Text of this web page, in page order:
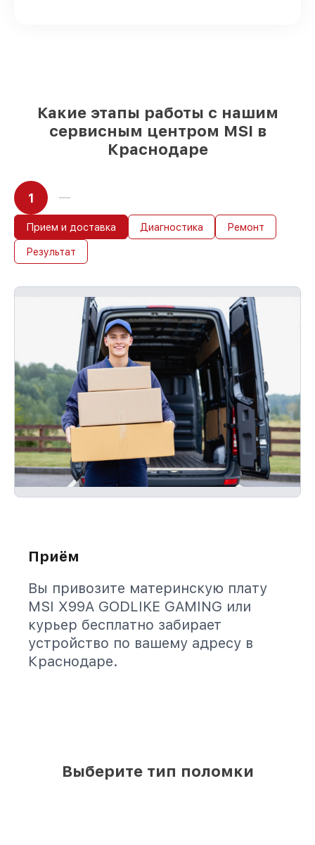
обслуживание началось сразу
Какие этапы работы с нашим
сервисным центром MSI в
Краснодаре
1
Прием и доставка Диагностика Ремонт
Результат
Приём
Вы привозите материнскую плату
MSI X99A GODLIKE GAMING или
курьер бесплатно забирает
устройство по вашему адресу в
Краснодаре.
Выберите тип поломки